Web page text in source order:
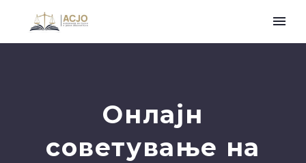
Онлајн
советување на